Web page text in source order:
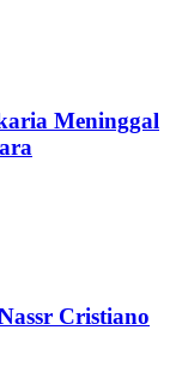
Meninggal
Cristiano